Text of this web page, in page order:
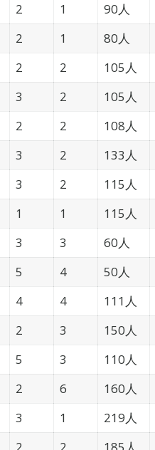
2 1 90人
2 1 80人
2 2 105人
3 2 105人
2 2 108人
3 2 133人
3 2 115人
1 1 115人
3 3 60人
5 4 50人
4 4 111人
2 3 150人
5 3 110人
2 6 160人
3 1 219人